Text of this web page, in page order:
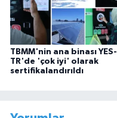
TBMM'nin ana binası YES-
TR'de 'çok iyi' olarak
sertifikalandırıldı